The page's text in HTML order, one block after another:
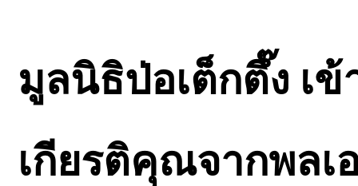
มูลนิธิป่อเต็กตึ๊ง เ
เกียรติคุณจากพลเ